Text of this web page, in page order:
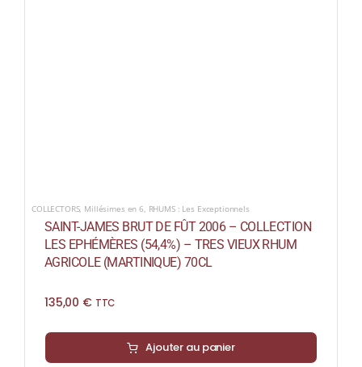
COLLECTORS, Millésimes en 6, RHUMS : Les Exceptionnels
SAINT-JAMES BRUT DE FÛT 2006 – COLLECTION
LES EPHÉMÈRES (54,4%) – TRES VIEUX RHUM
AGRICOLE (MARTINIQUE) 70CL
135,00 € TTC
Ajouter au panier